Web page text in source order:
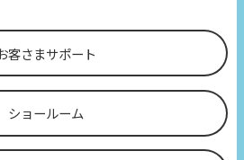
客さまサポート
ショールーム